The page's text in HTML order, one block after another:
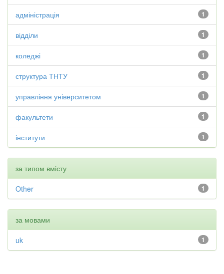
1
адміністрація
1
відділи
1
коледжі
1
структура ТНТУ
1
управління університетом
1
факультети
1
інститути
за типом вмісту
1
Other
за мовами
1
uk